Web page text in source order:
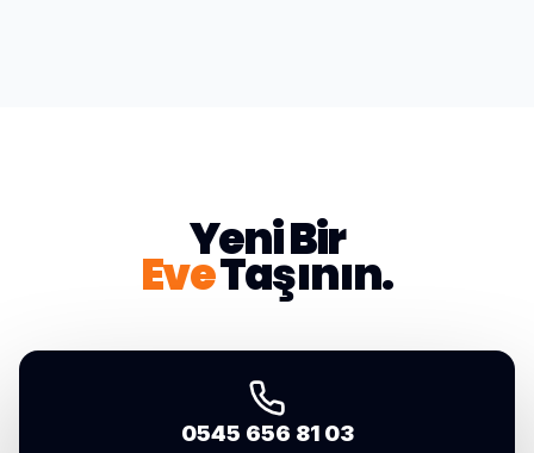
Yeni Bir
EveTaşının.
0545 656 81 03